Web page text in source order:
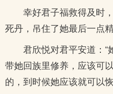
幸好君子福救得及时
死丹，吊住了她最后一点精
君欣悦对君平安道：
带她回族里修养，应该可
的，到时候她应该就可以